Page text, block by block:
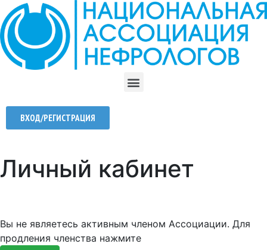
ВХОД/РЕГИСТРАЦИЯ
Личный кабинет
Вы не являетесь активным членом Ассоциации. Для
продления членства нажмите